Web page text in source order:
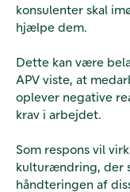
konsulenter skal
hjælpe dem.
Dette kan være
APV viste, at
oplever negative
krav i arbejdet.
Som respons vil
kulturændring, der
håndteringen af